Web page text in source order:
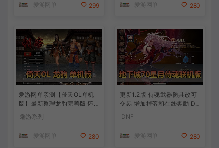
技能宝珠等 虚拟机一键端视
爱游网单 299 爱游网单 280
爱游网单亲测【倚天OL单机
版】最新整理龙驹完善版 怀
旧武侠网游单机 带GM工具可
发物品装备 虚拟机一键端 视
端游系列
爱游网单 280
更新1.2版 侍魂武器防具改可
交易 增加掉落和在线奖励 DN
丰富异次元技能装备词条 护
能徽章 史诗装备特效徽章 技
DNF
爱游网单 280